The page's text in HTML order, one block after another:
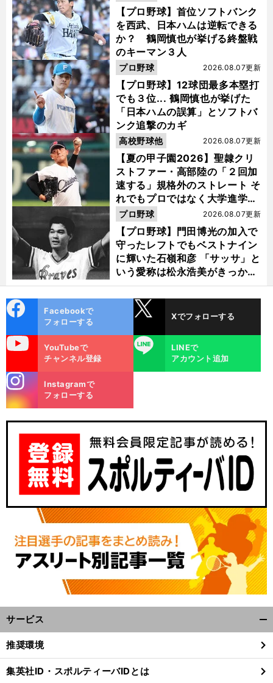
【プロ野球】首位ソフトバンク
を西武、日本ハムは逆転できる
か？ 鶴岡慎也が挙げる終盤戦
のキーマン３人
【プロ野球】12球団最多本塁打
でも３位... 鶴岡慎也が挙げた
「日本ハムの誤算」とソフトバ
ンク追撃のカギ
2026.08.07更新
プロ野球
【夏の甲子園2026】聖隷クリ
ストファー・高部陸の「２回加
速する」規格外のストレート そ
れでもプロではなく大学進学を
選ぶ理由
2026.08.07更新
高校野球他
【プロ野球】門田博光の加入で
守ったレフトでもベストナイン
に輝いた石嶺和彦 「サッサ」と
いう愛称は松永浩美がきっか
け？
2026.08.07更新
プロ野球
ok
Facebookで
フォローする
Xでフォローする
YouTubeで
チャンネル登録
LINE
LINEで
アカウント追加
m
Instagramで
フォローする
サービス
閉
る
推奨環境
集英社ID・スポルティーバIDとは